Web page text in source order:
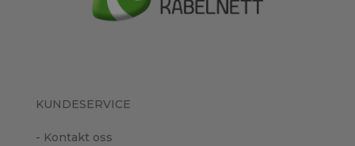
KUNDESERVICE
- Kontakt oss